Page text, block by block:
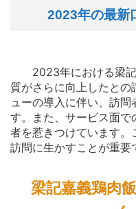
2023年の最新
2023年における梁記
質がさらに向上したと
ューの導入に伴い、訪問
す。また、サービス面で
者を惹きつけています
訪問に生かすことが重要
梁記嘉義鶏肉